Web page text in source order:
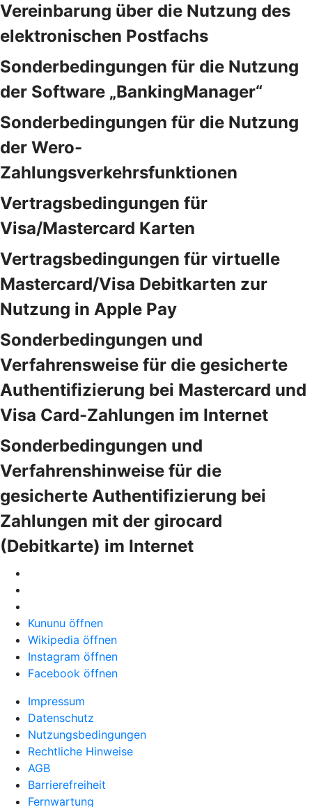
Vereinbarung über die Nutzung des
elektronischen Postfachs
Sonderbedingungen für die Nutzung
der Software „BankingManager“
Sonderbedingungen für die Nutzung
der Wero-
Zahlungsverkehrsfunktionen
Vertragsbedingungen für
Visa/Mastercard Karten
Vertragsbedingungen für virtuelle
Mastercard/Visa Debitkarten zur
Nutzung in Apple Pay
Sonderbedingungen und
Verfahrensweise für die gesicherte
Authentifizierung bei Mastercard und
Visa Card-Zahlungen im Internet
Sonderbedingungen und
Verfahrenshinweise für die
gesicherte Authentifizierung bei
Zahlungen mit der girocard
(Debitkarte) im Internet
Kununu öffnen
Wikipedia öffnen
Instagram öffnen
Facebook öffnen
Impressum
Datenschutz
Nutzungsbedingungen
Rechtliche Hinweise
AGB
Barrierefreiheit
Fernwartung